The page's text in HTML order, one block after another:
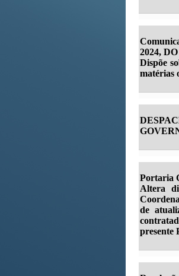
2024,
Dispõe
matérias
Portaria
Altera
de
presente